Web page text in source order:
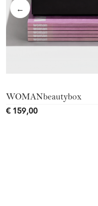
←
WOMANbeautybox
€ 159,00